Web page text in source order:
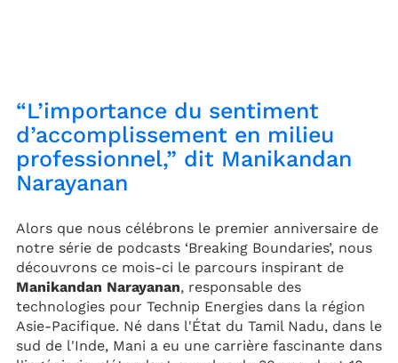
“L’importance du sentiment
d’accomplissement en milieu
professionnel,” dit Manikandan
Narayanan
Alors que nous célébrons le premier anniversaire de
notre série de podcasts ‘Breaking Boundaries’, nous
découvrons ce mois-ci le parcours inspirant de
Manikandan Narayanan, responsable des
technologies pour Technip Energies dans la région
Asie-Pacifique. Né dans l'État du Tamil Nadu, dans le
sud de l'Inde, Mani a eu une carrière fascinante dans